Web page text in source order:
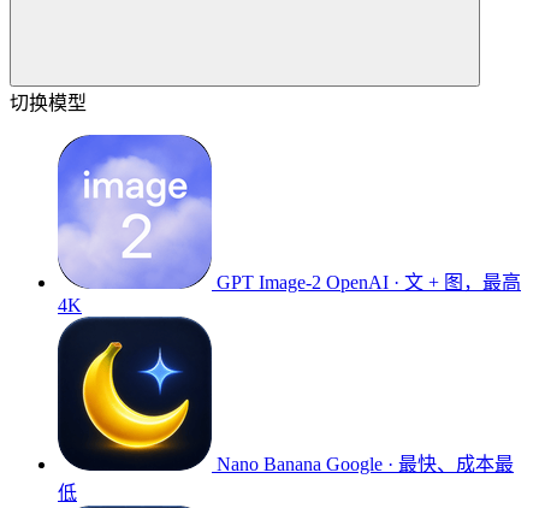
切换模型
GPT Image-2 OpenAI · 文 + 图，最高
4K
Nano Banana Google · 最快、成本最
低